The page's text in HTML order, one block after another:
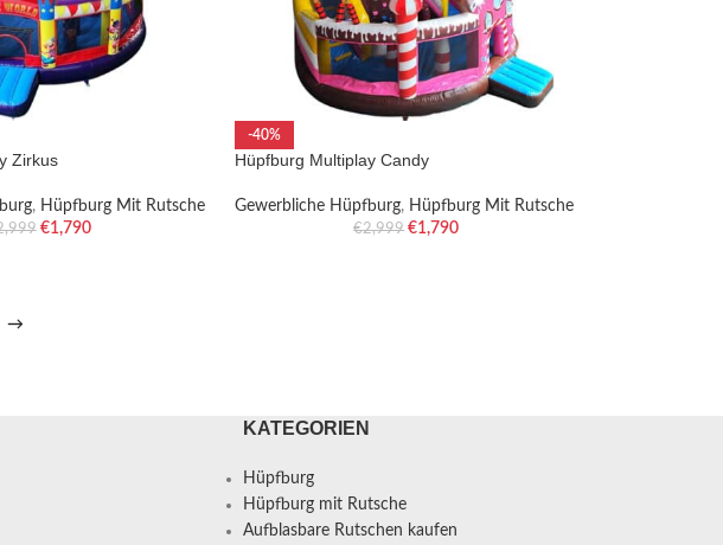
Zirkus
, Hüpfburg Mit Rutsche
€1,790
-40%
Hüpfburg Multiplay Candy
Gewerbliche Hüpfburg, Hüpfburg Mit Rutsche
€2,999 €1,790
→
KATEGORIEN
Hüpfburg
Hüpfburg mit Rutsche
Aufblasbare Rutschen kaufen